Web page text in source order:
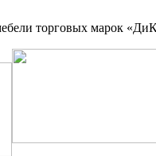
торговых марок